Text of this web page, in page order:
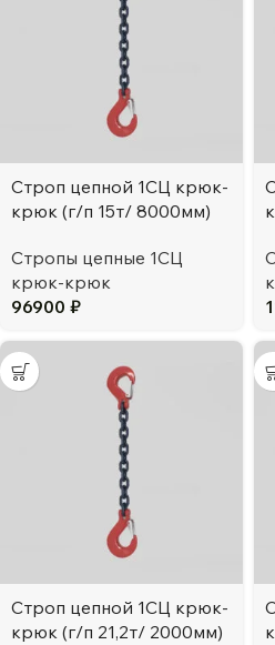
Строп цепной 1СЦ крюк-
крюк (г/п 15т/ 8000мм)
Стропы цепные 1СЦ
крюк-крюк
96900 ₽
Строп цепной 1СЦ крюк-
крюк (г/п 21,2т/ 2000мм)